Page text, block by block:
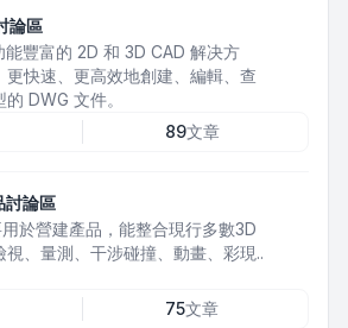
論區
豐富的 2D 和 3D CAD 解决方
更快速、更高效地創建、編輯、查
DWG 文件。
89文章
論區
於營建產品，能整合現行多數3D
、量測、干涉碰撞、動畫、彩現..
75文章